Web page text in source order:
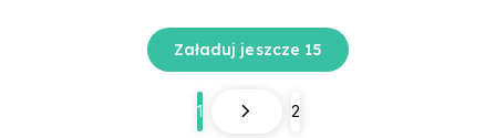
Załaduj jeszcze 15
1 2